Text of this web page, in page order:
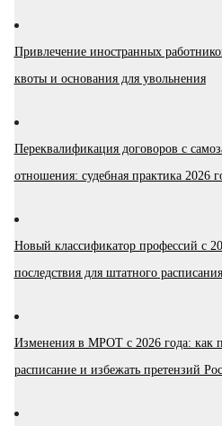
Привлечение иностранных
квоты и основания для увольнения
Переквалификация договоров с
отношения: судебная практика 2026
Новый классификатор профессий с
последствия для штатного
Изменения в МРОТ с 2026 года: как
расписание и избежать претензий